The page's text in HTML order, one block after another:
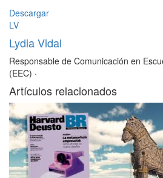
Descargar
LV
Lydia Vidal
Responsable de Comunicación en
(EEC) ·
Artículos relacionados